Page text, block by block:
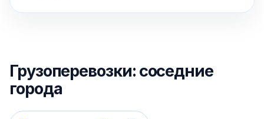
Грузоперевозки: соседние
города